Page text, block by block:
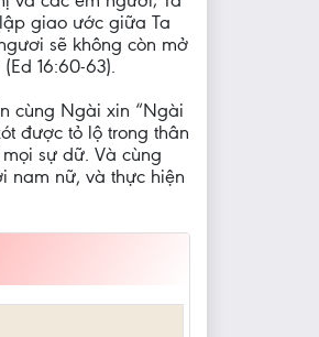
giao ước giữa Ta
sẽ không còn mở
16:60-63).
cùng Ngài xin “Ngài
được tỏ lộ trong thân
sự dữ. Và cùng
nam nữ, và thực hiện